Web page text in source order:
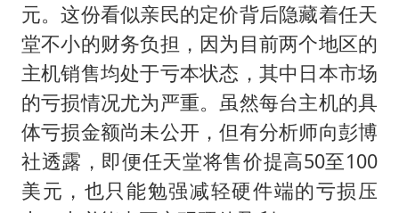
元。这份看似亲民的定价背后隐藏着任天
堂不小的财务负担，因为目前两个地区的
主机销售均处于亏本状态，其中日本市场
的亏损情况尤为严重。虽然每台主机的具
体亏损金额尚未公开，但有分析师向彭博
社透露，即便任天堂将售价提高50至100
美元，也只能勉强减轻硬件端的亏损压